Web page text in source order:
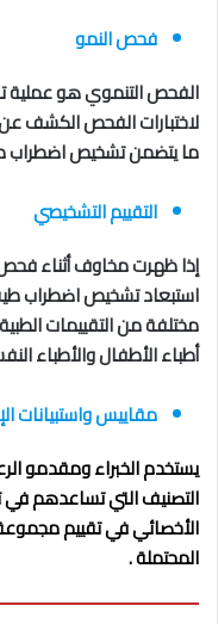
فحص النمو
الفحص التنموي هو عملية
لاختبارات الفحص الكشف
ما يتضمن تشخيص اضطراب
التقييم التشخيصي
إذا ظهرت مخاوف أثناء فحص
استبعاد تشخيص اضطراب
مختلفة من التقييمات
أطباء الأطفال والأطباء
مقاييس واستبيانات
يستخدم الخبراء ومقدمو
التصنيف التي تساعدهم في
المحتملة .